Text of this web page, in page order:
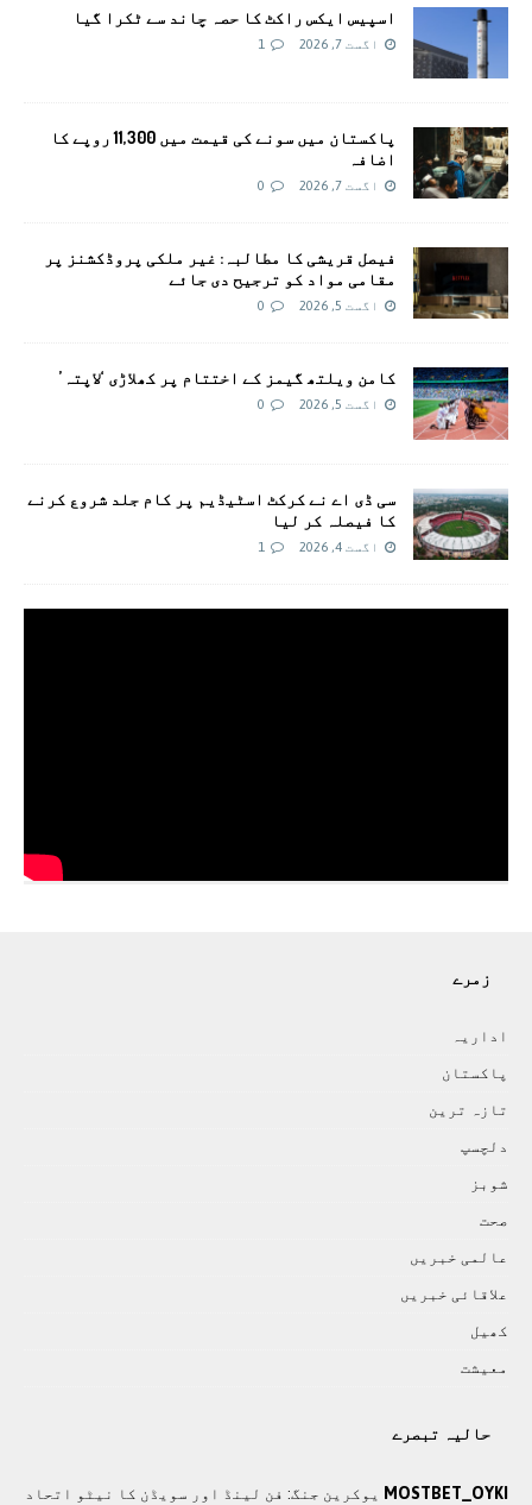
اسپیس ایکس راکٹ کا حصہ چاند سے ٹکرا گیا
اگست 7, 2026 1
پاکستان میں سونے کی قیمت میں 11,300 روپے کا
اضافہ
اگست 7, 2026 0
فیصل قریشی کا مطالبہ: غیر ملکی پروڈکشنز پر
مقامی مواد کو ترجیح دی جائے
اگست 5, 2026 0
کامن ویلتھ گیمز کے اختتام پر کھلاڑی ‘لاپتہ’
اگست 5, 2026 0
سی ڈی اے نے کرکٹ اسٹیڈیم پر کام جلد شروع کرنے
کا فیصلہ کر لیا
اگست 4, 2026 1
زمرے
اداريہ
پاکستان
تازہ ترين
دلچسپ
شوبز
صحت
عالمی خبريں
علاقائی خبريں
کھيل
معيشت
حالیہ تبصرے
MOSTBET_OYKI یوکرین جنگ: فن لینڈ اور سویڈن کا نیٹو اتحاد